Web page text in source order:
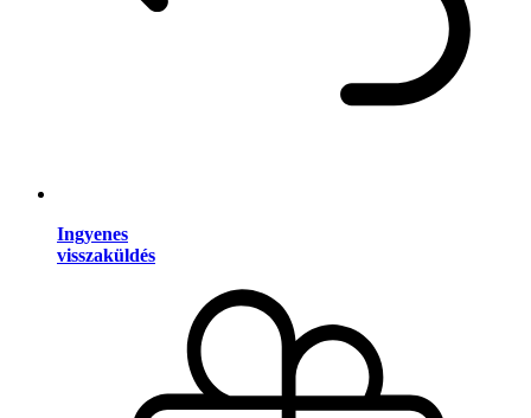
Ingyenes
visszaküldés